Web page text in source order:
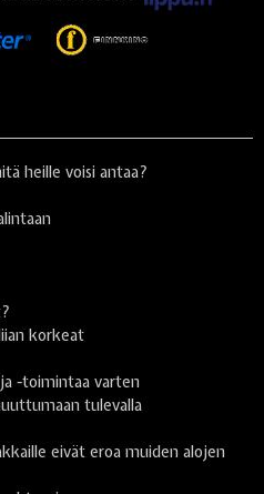
heille voisi antaa?
korkeat
-toimintaa varten
tulevalla
eivät eroa muiden alojen